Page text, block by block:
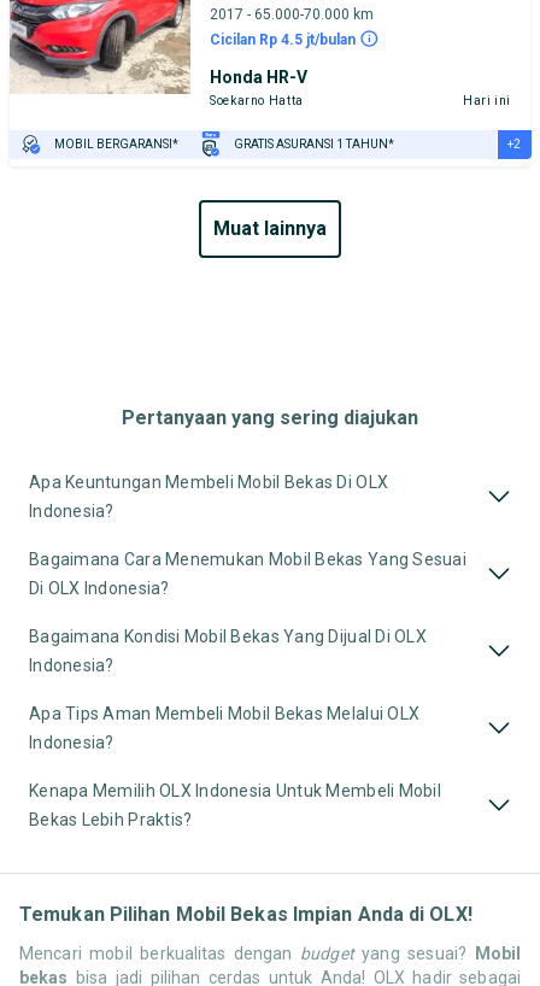
2017 - 65.000-70.000 km
Cicilan Rp 4.5 jt/bulan
Honda HR-V
Soekarno Hatta Hari ini
MOBIL BERGARANSI* GRATIS ASURANSI 1 TAHUN* +2
muat lainnya
Pertanyaan yang sering diajukan
Apa Keuntungan Membeli Mobil Bekas Di OLX
Indonesia?
Bagaimana Cara Menemukan Mobil Bekas Yang Sesuai
Di OLX Indonesia?
Bagaimana Kondisi Mobil Bekas Yang Dijual Di OLX
Indonesia?
Apa Tips Aman Membeli Mobil Bekas Melalui OLX
Indonesia?
Kenapa Memilih OLX Indonesia Untuk Membeli Mobil
Bekas Lebih Praktis?
Temukan Pilihan Mobil Bekas Impian Anda di OLX!
Mencari mobil berkualitas dengan budgetyang sesuai? Mobil
bekas bisa jadi pilihan cerdas untuk Anda! OLX hadir sebagai